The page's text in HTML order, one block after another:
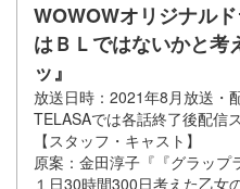
WOWOWオリジナル
はＢＬではないかと考
ッ』
放送日時：2021年8月放送・
TELASAでは各話終了後配信
【スタッフ・キャスト】
原案：⾦⽥淳⼦『『グラップ
１日30時間300日考えた⼄⼥